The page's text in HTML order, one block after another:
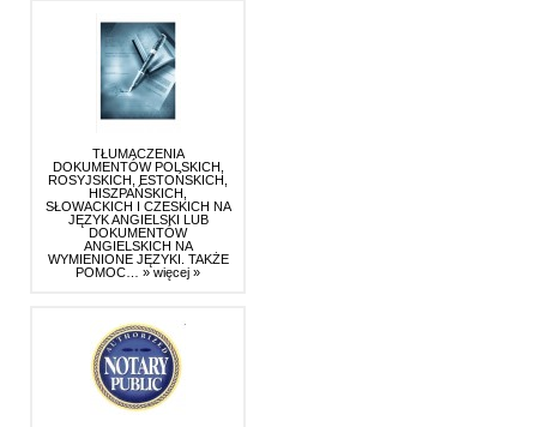
TŁUMACZENIA
DOKUMENTÓW POLSKICH,
ROSYJSKICH, ESTOŃSKICH,
HISZPAŃSKICH,
SŁOWACKICH I CZESKICH NA
JĘZYK ANGIELSKI LUB
DOKUMENTÓW
ANGIELSKICH NA
WYMIENIONE JĘZYKI. TAKŻE
POMOC… » więcej »